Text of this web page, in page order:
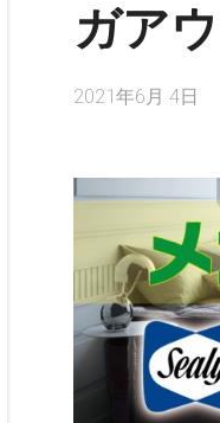
ガア
2021年6月 4日